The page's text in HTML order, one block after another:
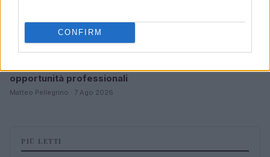
CONFIRM
opportunità professionali
Matteo Pellegrino · 7 Ago 2026
PIÙ LETTI